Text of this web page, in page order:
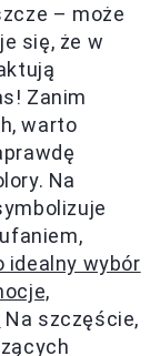
– może
się, że w
Zanim
warto
Na
idealny wybór
Na szczęście,